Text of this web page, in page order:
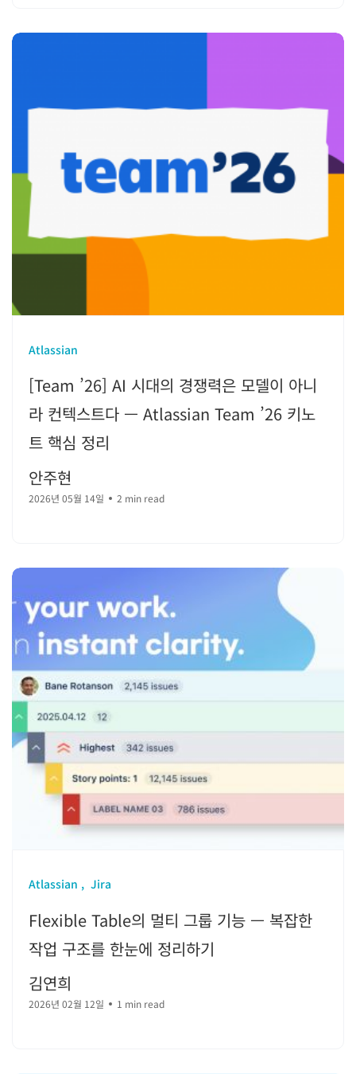
Atlassian
[Team ’26] AI 시대의 경쟁력은 모델이 아니
라 컨텍스트다 — Atlassian Team ’26 키노
트 핵심 정리
안주현
2026년 05월 14일 2 min read
Atlassian Jira
Flexible Table의 멀티 그룹 기능 — 복잡한
작업 구조를 한눈에 정리하기
김연희
2026년 02월 12일 1 min read